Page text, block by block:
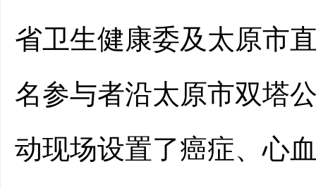
省卫生健康委及太原市
名参与者沿太原市双塔
动现场设置了癌症、心